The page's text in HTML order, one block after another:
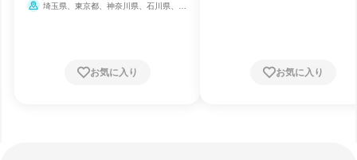
埼玉県、東京都、神奈川県、石川県、福
お気に入り お気に入り